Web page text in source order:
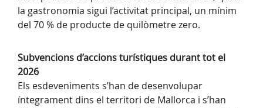
la gastronomia sigui l’activitat principal, un mínim
del 70 % de producte de quilòmetre zero.
Subvencions d’accions turístiques durant tot el
2026
Els esdeveniments s’han de desenvolupar
íntegrament dins el territori de Mallorca i s’han